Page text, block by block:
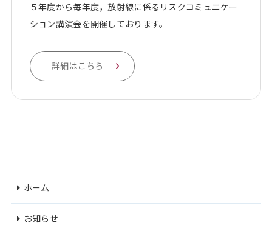
５年度から毎年度，放射線に係るリスクコミュニケー
ション講演会を開催しております。
詳細はこちら
ホーム
お知らせ